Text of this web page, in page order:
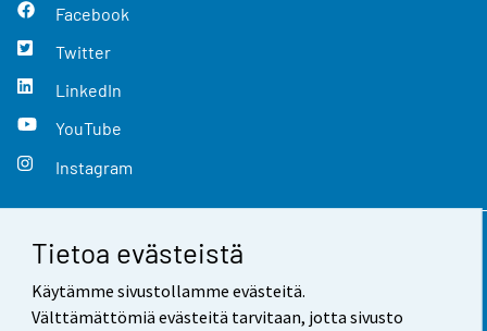
Tietoa evästeistä
Käytämme sivustollamme evästeitä.
Välttämättömiä evästeitä tarvitaan, jotta sivusto
Facebook
Twitter
LinkedIn
YouTube
Instagram
Yhteystiedot
Palaute